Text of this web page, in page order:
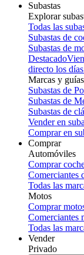
Subastas
Explorar
Todas las
Subastas de
Subastas de
Destacado
directo los
Marcas y guías
Subastas de
Subastas de
Subastas de
Vender en
Comprar en
Comprar
Automóviles
Comprar
Comerciantes
Todas las
Motos
Comprar
Comerciantes
Todas las
Vender
Privado